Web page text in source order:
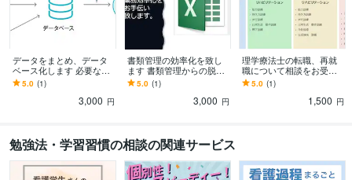
データをまとめ、データ
ベース化します 必要な情
報をとりまとめ、データ
ベース化するVBAを作成
5.0 (1)
3,000 円
書類管理の効率化を致し
ます 書類管理からの脱
却、空いた時間を有効に
活用できるように
5.0 (1)
3,000 円
理学療法士の転職、再就
職について相談をお受け
します 病院、施設におい
て踏まえおくべき心構え
5.0 (1)
1,500 円
勉強法・学習習慣の相談の関連サービス